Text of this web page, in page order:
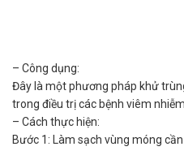
– Công dụng:
Đây là một phương pháp khử
trong điều trị các bệnh viêm
– Cách thực hiện:
Bước 1: Làm sạch vùng móng